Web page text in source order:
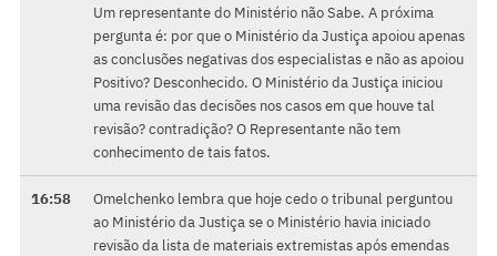
Um representante do Ministério não Sabe. A próxima
pergunta é: por que o Ministério da Justiça apoiou apenas
as conclusões negativas dos especialistas e não as apoiou
Positivo? Desconhecido. O Ministério da Justiça iniciou
uma revisão das decisões nos casos em que houve tal
revisão? contradição? O Representante não tem
conhecimento de tais fatos.
16:58
Omelchenko lembra que hoje cedo o tribunal perguntou
ao Ministério da Justiça se o Ministério havia iniciado
revisão da lista de materiais extremistas após emendas